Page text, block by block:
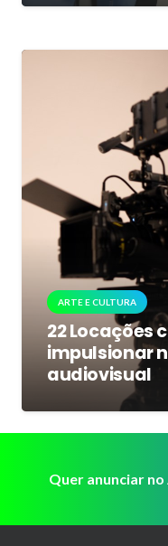
ARTE E CULTURA
22 Locações
impulsionar
audiovisual
Quer anunciar no